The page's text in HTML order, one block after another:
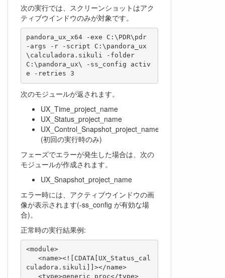
次の実行では、スクリーンショットはアク
ティブウインドウのみが対象です。
pandora_ux_x64 -exe C:\PDR\pdr
-args -r -script C:\pandora_ux
\calculadora.sikuli -folder
C:\pandora_ux\ -ss_config activ
次のモジュールが返されます。
UX_Time_project_name
UX_Status_project_name
UX_Control_Snapshot_project_name
(初回の実行時のみ)
フェーズでエラーが発生した場合は、次の
モジュールが作成されます。
UX_Snapshot_project_name
エラー時には、アクティブウインドウの画
像が表示されます(-ss_config が有効な場
合)。
正常時の実行結果例:
<module>
culadora.sikuli]]></name>